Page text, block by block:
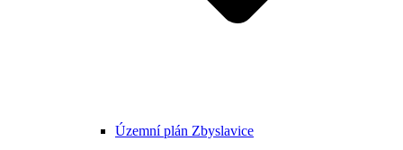
Územní plán Zbyslavice